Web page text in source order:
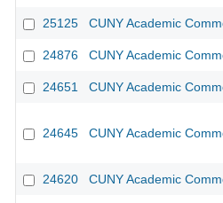
25125 CUNY Academic
24876 CUNY Academic
24651 CUNY Academic
24645 CUNY Academic
24620 CUNY Academic